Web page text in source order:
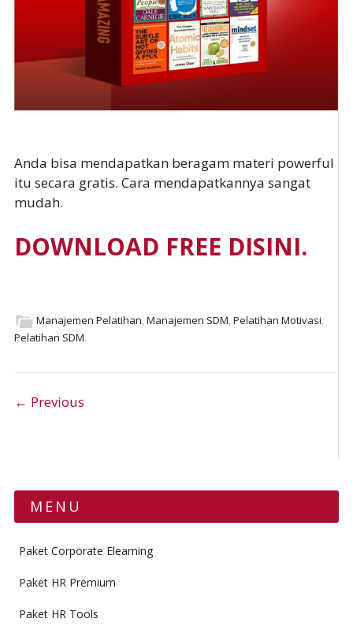
Anda bisa mendapatkan beragam materi powerful
itu secara gratis. Cara mendapatkannya sangat
mudah.
DOWNLOAD FREE DISINI.
Manajemen Pelatihan,Manajemen SDM,Pelatihan Motivasi,
Pelatihan SDM.
Post navigation
← Previous
MENU
Paket Corporate Elearning
Paket HR Premium
Paket HR Tools